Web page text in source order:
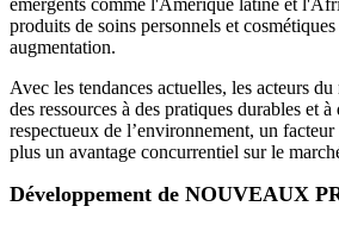
émergents comme l'Amérique latine et
produits de soins personnels et
augmentation.
Avec les tendances actuelles, les acteurs
des ressources à des pratiques durables et
respectueux de l’environnement, un
plus un avantage concurrentiel sur le
Développement de NOUVEAUX